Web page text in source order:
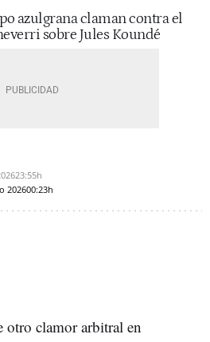
azulgrana claman contra el
sobre Jules Koundé
23:55h
202600:23h
otro clamor arbitral en